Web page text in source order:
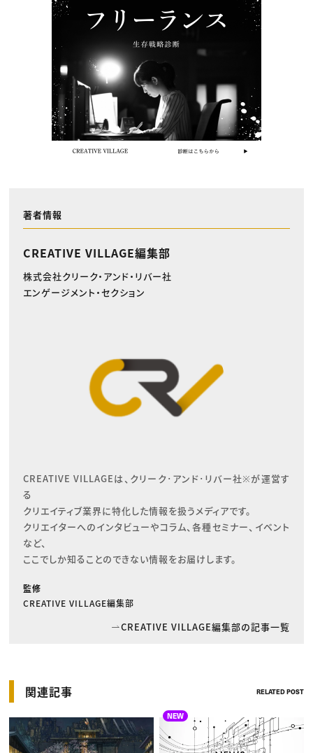
著者情報
CREATIVE VILLAGE編集部
株式会社クリーク・アンド・リバー社
エンゲージメント・セクション
CREATIVE VILLAGEは、クリーク･アンド･リバー社※が運営す
る
クリエイティブ業界に特化した情報を扱うメディアです。
クリエイターへのインタビューやコラム、各種セミナー、イベント
など、
ここでしか知ることのできない情報をお届けします。
監修
CREATIVE VILLAGE編集部
CREATIVE VILLAGE編集部の記事一覧
関連記事 RELATED POST
NEW